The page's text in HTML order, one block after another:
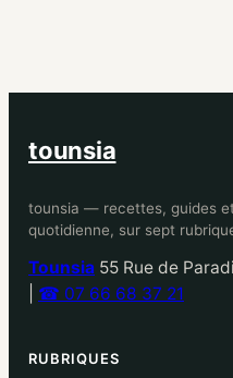
tounsia
tounsia — recettes, guides
quotidienne, sur sept
Tounsia 55 Rue de
☎ 07 66 68 37 21
RUBRIQUES